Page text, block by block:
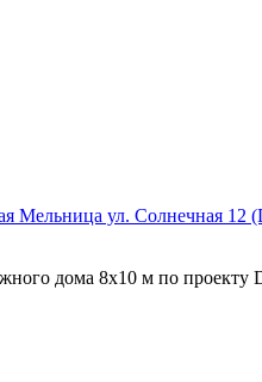
дома 8х10 м по проекту